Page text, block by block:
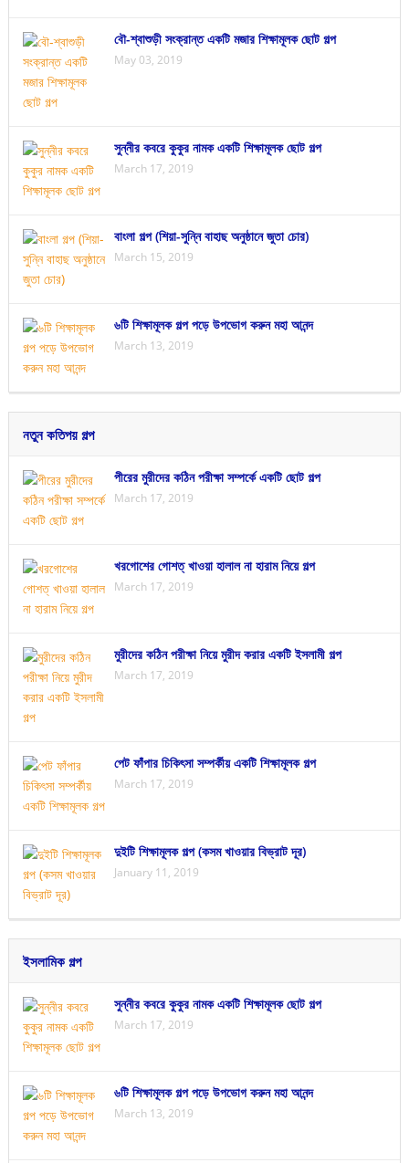
বৌ-শ্বাশুড়ী সংক্রান্ত একটি মজার শিক্ষামূলক ছোট গল্প
May 03, 2019
সুন্নীর কবরে কুকুর নামক একটি শিক্ষামূলক ছোট গল্প
March 17, 2019
বাংলা গল্প (শিয়া-সুন্নি বাহাছ অনুষ্ঠানে জুতা চোর)
March 15, 2019
৬টি শিক্ষামূলক গল্প পড়ে উপভোগ করুন মহা আনন্দ
March 13, 2019
নতুন কতিপয় গল্প
পীরের মুরীদের কঠিন পরীক্ষা সম্পর্কে একটি ছোট গল্প
March 17, 2019
খরগোশের গোশত্ খাওয়া হালাল না হারাম নিয়ে গল্প
March 17, 2019
মুরীদের কঠিন পরীক্ষা নিয়ে মুরীদ করার একটি ইসলামী গল্প
March 17, 2019
পেট ফাঁপার চিকিৎসা সম্পর্কীয় একটি শিক্ষামূলক গল্প
March 17, 2019
দুইটি শিক্ষামূলক গল্প (কসম খাওয়ার বিভ্রাট দূর)
January 11, 2019
ইসলামিক গল্প
সুন্নীর কবরে কুকুর নামক একটি শিক্ষামূলক ছোট গল্প
March 17, 2019
৬টি শিক্ষামূলক গল্প পড়ে উপভোগ করুন মহা আনন্দ
March 13, 2019